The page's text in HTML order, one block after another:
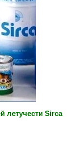
летучести Sirca